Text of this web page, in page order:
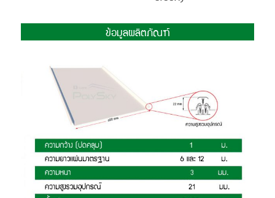
ข้อมูลผลิตภัณฑ์